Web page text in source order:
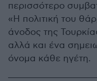
περισσότερο
«Η πολιτική του
άνοδος της
αλλά και ένα
όνομα κάθε ηγέτη.